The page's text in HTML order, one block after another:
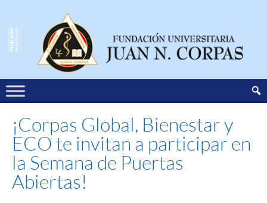
¡Corpas Global, Bienestar y
ECO te invitan a participar en
la Semana de Puertas
Abiertas!